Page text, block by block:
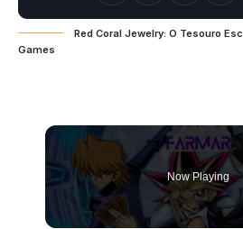
Red Coral Jewelry: O Tesouro
Games
Now Playing